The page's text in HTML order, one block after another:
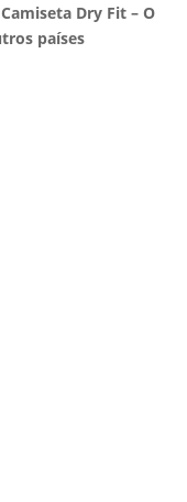
Camiseta Dry Fit – O
países